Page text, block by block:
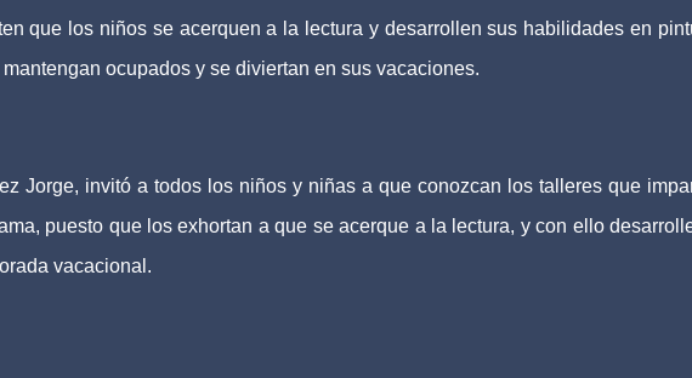
que los niños se acerquen a la lectura y desarrollen sus habilidades en
ocupados y se diviertan en sus vacaciones.
Jorge, invitó a todos los niños y niñas a que conozcan los talleres que
puesto que los exhortan a que se acerque a la lectura, y con ello
vacacional.